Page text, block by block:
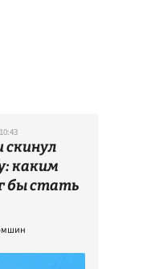
скинул
каким
бы стать